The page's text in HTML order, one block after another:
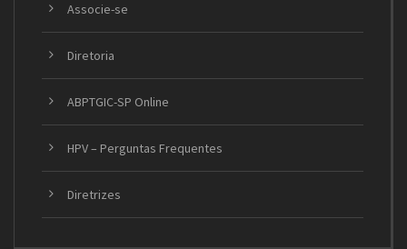
Associe-se
Diretoria
ABPTGIC-SP Online
HPV – Perguntas Frequentes
Diretrizes